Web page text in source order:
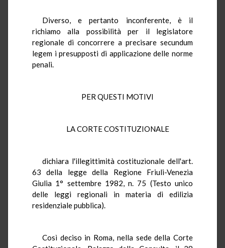
Diverso, e pertanto inconferente, è il
richiamo alla possibilità per il legislatore
regionale di concorrere a precisare secundum
legem i presupposti di applicazione delle norme
penali.
PER QUESTI MOTIVI
LA CORTE COSTITUZIONALE
dichiara l'illegittimità costituzionale dell'art.
63 della legge della Regione Friuli-Venezia
Giulia 1° settembre 1982, n. 75 (Testo unico
delle leggi regionali in materia di edilizia
residenziale pubblica).
Così deciso in Roma, nella sede della Corte